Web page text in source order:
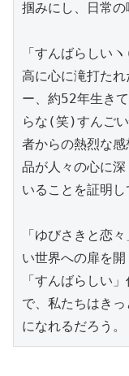
掴みにし、日常の
「すんばらしい
高に心に滝打たれ
ー、約52年生き
らな(笑)すんご
者からの熱烈な
品が人々の心に
いることを証明し
「ゆびさきと恋
い世界への扉を
「すんばらしい
で、私たちはき
になれるだろう。